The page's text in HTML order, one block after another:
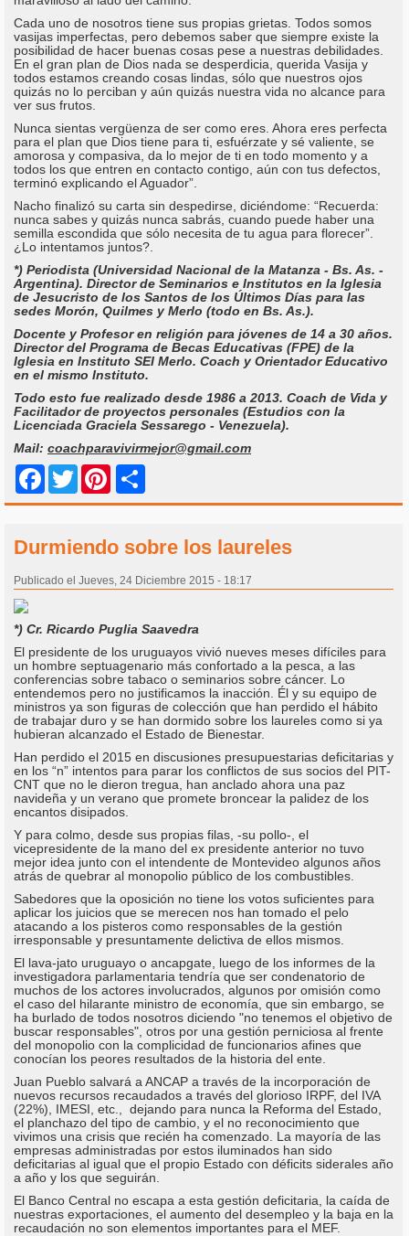
Cada uno de nosotros tiene sus propias grietas. Todos somos
vasijas imperfectas, pero debemos saber que siempre existe la
posibilidad de hacer buenas cosas pese a nuestras debilidades.
En el gran plan de Dios nada se desperdicia, querida Vasija y
todos estamos creando cosas lindas, sólo que nuestros ojos
quizás no lo perciban y aún quizás nuestra vida no alcance para
ver sus frutos.
Nunca sientas vergüenza de ser como eres. Ahora eres perfecta
para el plan que Dios tiene para ti, esfuérzate y sé valiente, se
amorosa y compasiva, da lo mejor de ti en todo momento y a
todos los que entren en contacto contigo, aún con tus defectos,
terminó explicando el Aguador”.
Nacho finalizó su carta sin despedirse, diciéndome: “Recuerda:
nunca sabes y quizás nunca sabrás, cuando puede haber una
semilla escondida que sólo necesita de tu agua para florecer”.
¿Lo intentamos juntos?.
*) Periodista (Universidad Nacional de la Matanza - Bs. As. -
Argentina). Director de Seminarios e Institutos en la Iglesia
de Jesucristo de los Santos de los Últimos Días para las
sedes Morón, Quilmes y Merlo (todo en Bs. As.).
Docente y Profesor en religión para jóvenes de 14 a 30 años.
Director del Programa de Becas Educativas (FPE) de la
Iglesia en Instituto SEI Merlo. Coach y Orientador Educativo
en el mismo Instituto.
Todo esto fue realizado desde 1986 a 2013. Coach de Vida y
Facilitador de proyectos personales (Estudios con la
Licenciada Graciela Sessarego - Venezuela).
Mail: coachparavivirmejor@gmail.com
Facebook
Twitter Pinterest
Durmiendo sobre los laureles
Publicado el Jueves, 24 Diciembre 2015 - 18:17
*) Cr. Ricardo Puglia Saavedra
El presidente de los uruguayos vivió nueves meses difíciles para
un hombre septuagenario más confortado a la pesca, a las
conferencias sobre tabaco o seminarios sobre cáncer. Lo
entendemos pero no justificamos la inacción. Él y su equipo de
ministros ya son figuras de colección que han perdido el hábito
de trabajar duro y se han dormido sobre los laureles como si ya
hubieran alcanzado el Estado de Bienestar.
Han perdido el 2015 en discusiones presupuestarias deficitarias y
en los “n” intentos para parar los conflictos de sus socios del PIT-
CNT que no le dieron tregua, han anclado ahora una paz
navideña y un verano que promete broncear la palidez de los
encantos disipados.
Y para colmo, desde sus propias filas, -su pollo-, el
vicepresidente de la mano del ex presidente anterior no tuvo
mejor idea junto con el intendente de Montevideo algunos años
atrás de quebrar al monopolio público de los combustibles.
Sabedores que la oposición no tiene los votos suficientes para
aplicar los juicios que se merecen nos han tomado el pelo
atacando a los pisteros como responsables de la gestión
irresponsable y presuntamente delictiva de ellos mismos.
El lava-jato uruguayo o ancapgate, luego de los informes de la
investigadora parlamentaria tendría que ser condenatorio de
muchos de los actores involucrados, algunos por omisión como
el caso del hilarante ministro de economía, que sin embargo, se
ha burlado de todos nosotros diciendo "no tenemos el objetivo de
buscar responsables", otros por una gestión perniciosa al frente
del monopolio con la complicidad de funcionarios afines que
conocían los peores resultados de la historia del ente.
Juan Pueblo salvará a ANCAP a través de la incorporación de
nuevos recursos recaudados a través del glorioso IRPF, del IVA
(22%), IMESI, etc., dejando para nunca la Reforma del Estado,
el planchazo del tipo de cambio, y el no reconocimiento que
vivimos una crisis que recién ha comenzado. La mayoría de las
empresas administradas por estos iluminados han sido
deficitarias al igual que el propio Estado con déficits siderales año
a año y los que seguirán.
El Banco Central no escapa a esta gestión deficitaria, la caída de
nuestras exportaciones, el aumento del desempleo y la baja en la
recaudación no son elementos importantes para el MEF.